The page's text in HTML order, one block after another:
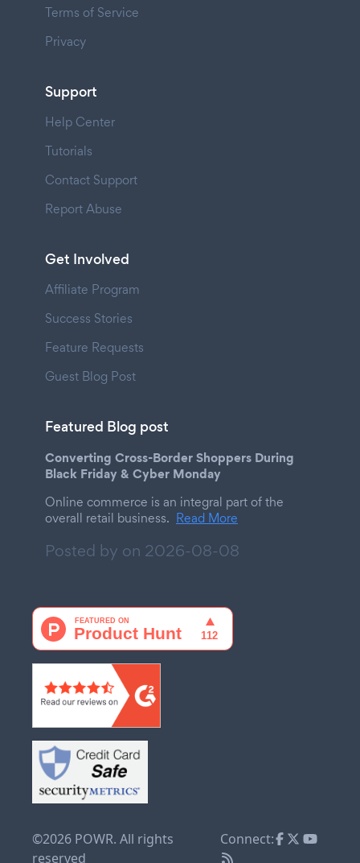
Terms of Service
Privacy
Support
Help Center
Tutorials
Contact Support
Report Abuse
Get Involved
Affiliate Program
Success Stories
Feature Requests
Guest Blog Post
Featured Blog post
Converting Cross-Border Shoppers During
Black Friday & Cyber Monday
Online commerce is an integral part of the
overall retail business. Read More
Posted by on 2026-08-08
©2026 POWR. All rights
reserved
Connect: